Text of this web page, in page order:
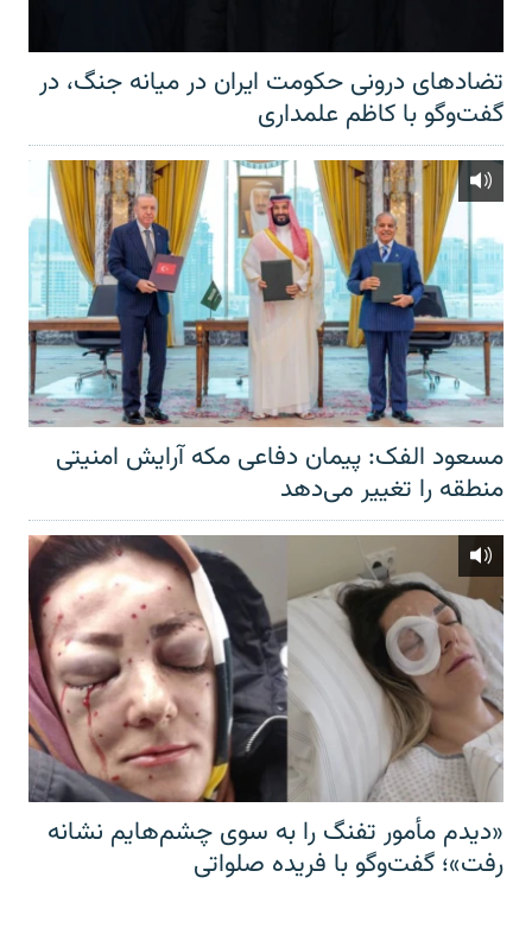
تضادهای درونی حکومت ایران در میانه جنگ، در
گفت‌‌وگو با کاظم علمداری
مسعود الفک: پیمان دفاعی مکه آرایش امنیتی
منطقه را تغییر می‌دهد
«دیدم مأمور تفنگ را به سوی چشم‌هایم نشانه
رفت»؛ گفت‌و‌گو با فریده صلواتی